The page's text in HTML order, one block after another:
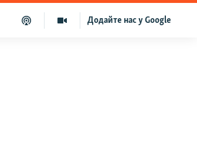
Додайте нас у Google